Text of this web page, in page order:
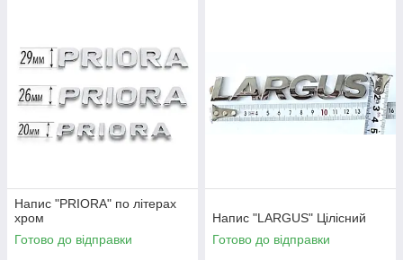
Напис "PRIORA" по літерах
хром
Готово до відправки
Напис "LARGUS" Цілісний
Готово до відправки